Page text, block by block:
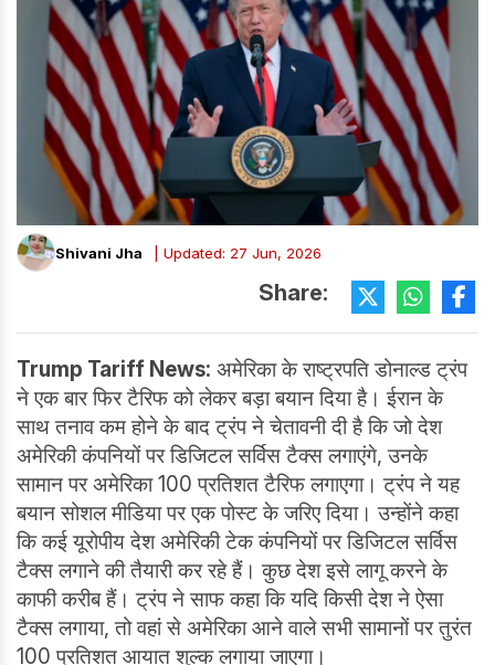
Shivani Jha | Updated: 27 Jun, 2026
Share:
Trump Tariff News: अमेरिका के राष्ट्रपति डोनाल्ड ट्रंप
ने एक बार फिर टैरिफ को लेकर बड़ा बयान दिया है। ईरान के
साथ तनाव कम होने के बाद ट्रंप ने चेतावनी दी है कि जो देश
अमेरिकी कंपनियों पर डिजिटल सर्विस टैक्स लगाएंगे, उनके
सामान पर अमेरिका 100 प्रतिशत टैरिफ लगाएगा। ट्रंप ने यह
बयान सोशल मीडिया पर एक पोस्ट के जरिए दिया। उन्होंने कहा
कि कई यूरोपीय देश अमेरिकी टेक कंपनियों पर डिजिटल सर्विस
टैक्स लगाने की तैयारी कर रहे हैं। कुछ देश इसे लागू करने के
काफी करीब हैं। ट्रंप ने साफ कहा कि यदि किसी देश ने ऐसा
टैक्स लगाया, तो वहां से अमेरिका आने वाले सभी सामानों पर तुरंत
100 प्रतिशत आयात शुल्क लगाया जाएगा।